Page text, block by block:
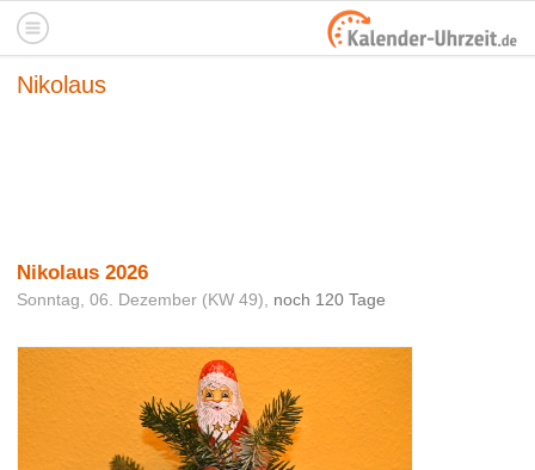
Nikolaus
Nikolaus 2026
Sonntag, 06. Dezember (KW 49), noch 120 Tage